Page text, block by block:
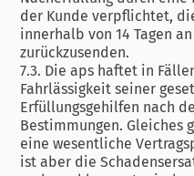
der Kunde verpflichtet,
innerhalb von 14 Tagen
zurückzusenden.
7.3. Die aps haftet in
Fahrlässigkeit seiner
Erfüllungsgehilfen nach
Bestimmungen. Gleiches
eine wesentliche
ist aber die